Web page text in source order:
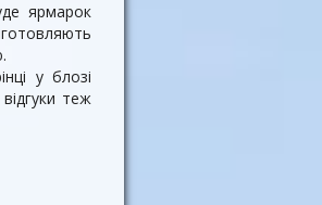
ярмарок
у блозі
теж